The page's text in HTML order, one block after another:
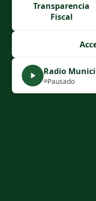
Transparencia
Fiscal
Radio
Pausado